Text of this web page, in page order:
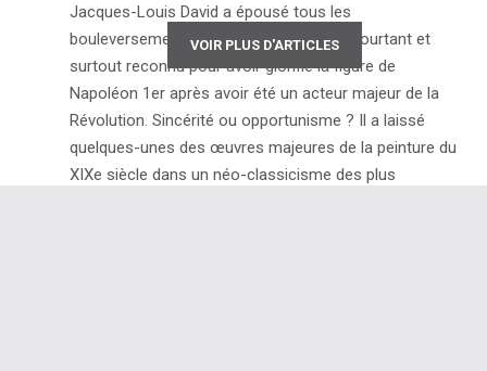
Jacques-Louis David a épousé tous les
bouleversements de son époque. Il est pourtant et
surtout reconnu pour avoir glorifié la figure de
Napoléon 1er après avoir été un acteur majeur de la
Révolution. Sincérité ou opportunisme ? Il a laissé
quelques-unes des œuvres majeures de la peinture du
XIXe siècle dans un néo-classicisme des plus
VOIR PLUS D'ARTICLES